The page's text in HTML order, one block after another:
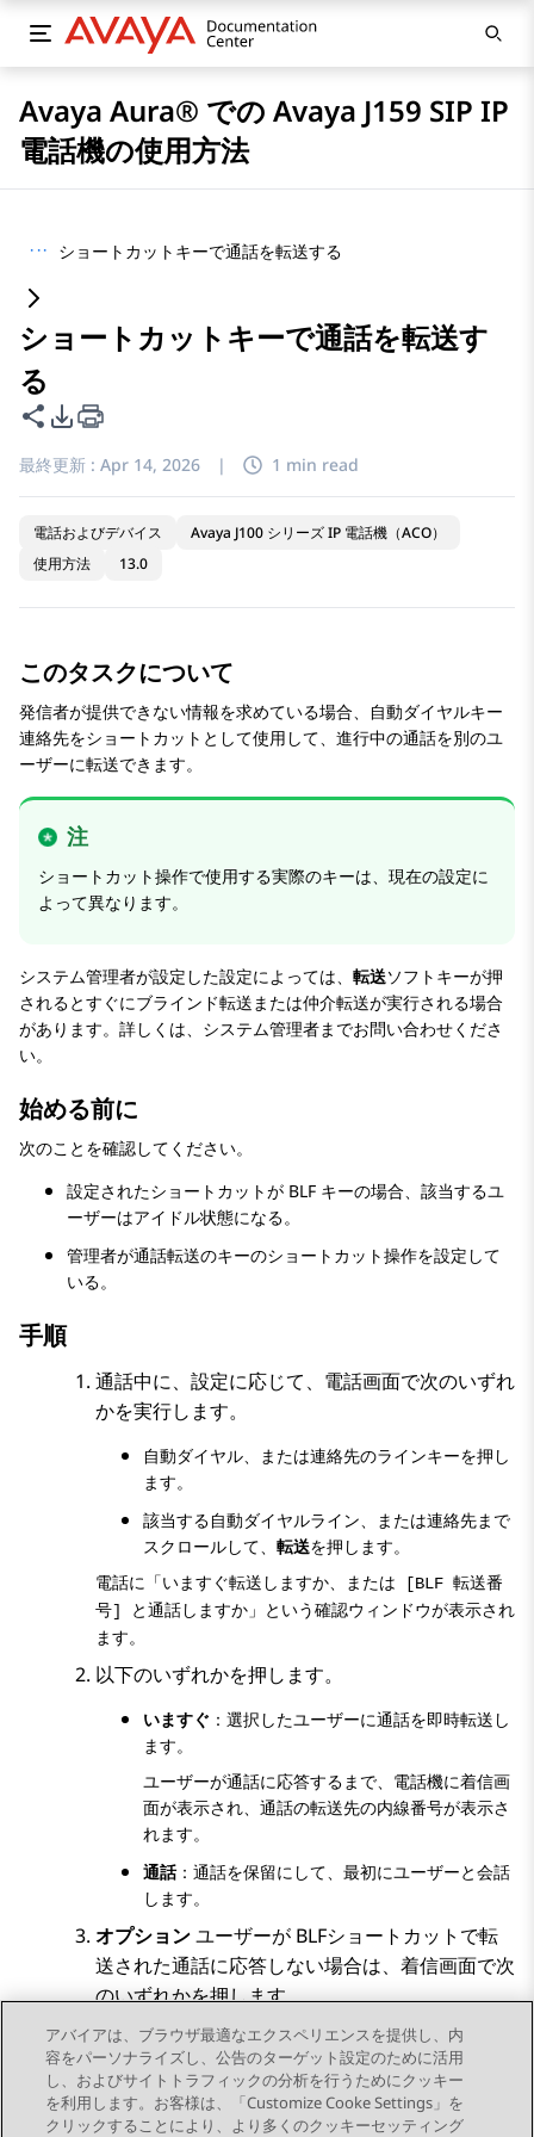
Avaya Aura® での Avaya J159 SIP IP
電話機の使用方法
··· ショートカットキーで通話を転送する
ショートカットキーで通話を転送す
る
このページを共有
PDFエクスポートオプション
最終更新 : Apr 14, 2026 | 1 min read
電話およびデバイス
Avaya J100 シリーズ IP 電話機（ACO）
使用方法
13.0
このタスクについて
発信者が提供できない情報を求めている場合、自動ダイヤルキー
連絡先をショートカットとして使用して、進行中の通話を別のユ
ーザーに転送できます。
注
ショートカット操作で使用する実際のキーは、現在の設定に
よって異なります。
システム管理者が設定した設定によっては、 転送ソフトキーが押
されるとすぐにブラインド転送または仲介転送が実行される場合
があります。詳しくは、システム管理者までお問い合わせくださ
い。
始める前に
次のことを確認してください。
設定されたショートカットが BLF キーの場合、該当するユ
ーザーはアイドル状態になる。
管理者が通話転送のキーのショートカット操作を設定して
いる。
手順
通話中に、設定に応じて、 電話画面で次のいずれ
かを実行します。
自動ダイヤル、または連絡先のラインキーを押し
ます。
該当する自動ダイヤルライン、または連絡先まで
スクロールして、 転送を押します。
電話に「いますぐ転送しますか、または [BLF 転送番
号] と通話しますか 」という確認ウィンドウが表示され
ます。
以下のいずれかを押します。
いますぐ ：選択したユーザーに通話を即時転送し
ます。
ユーザーが通話に応答するまで、電話機に着信画
面が表示され、通話の転送先の内線番号が表示さ
れます。
通話：通話を保留にして、最初にユーザーと会話
します。
オプションユーザーが BLFショートカットで転
送された通話に応答しない場合は、 着信画面で次
のいずれかを押します。
ピックアップ：電話機で通話に応答します。
不応答：通話を終了します。
アバイアは、ブラウザ最適なエクスペリエンスを提供し、内
容をパーソナライズし、公告のターゲット設定のために活用
し、およびサイトトラフィックの分析を行うためにクッキー
を利用します。お客様は、「Customize Cooke Settings」を
クリックすることにより、より多くのクッキーセッティング